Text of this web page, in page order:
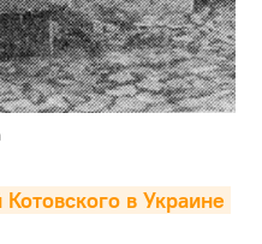
в Украине